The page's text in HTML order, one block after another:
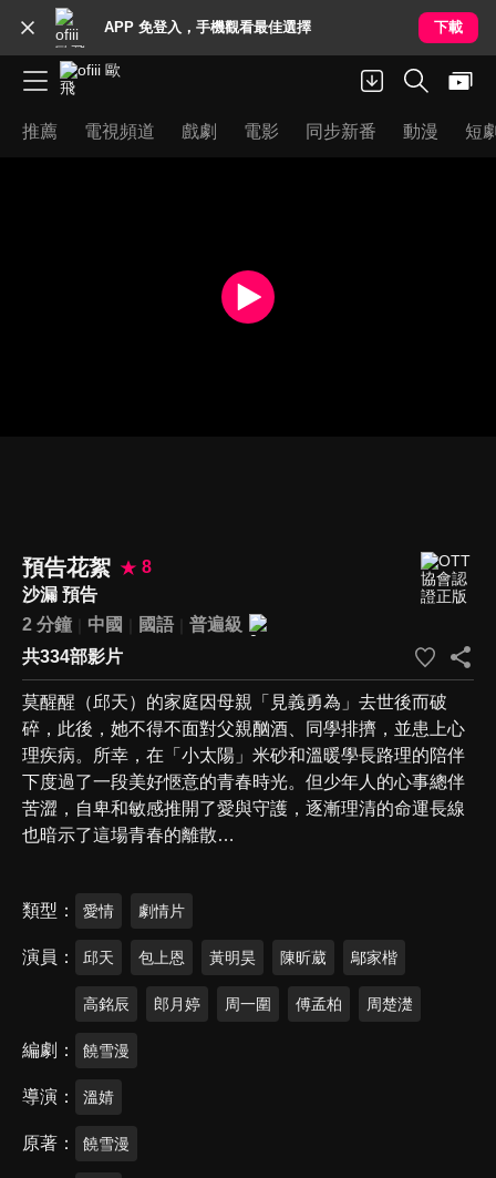
APP 免登入，手機觀看最佳選擇 下載
推薦 電視頻道 戲劇 電影 同步新番 動漫 短
預告花絮
8
沙漏 預告
2 分鐘
中國 國語
普遍級
共334部影片
莫醒醒（邱天）的家庭因母親「見義勇為」去世後而破
碎，此後，她不得不面對父親酗酒、同學排擠，並患上心
理疾病。所幸，在「小太陽」米砂和溫暖學長路理的陪伴
下度過了一段美好愜意的青春時光。但少年人的心事總伴
苦澀，自卑和敏感推開了愛與守護，逐漸理清的命運長線
也暗示了這場青春的離散…
類型 愛情 劇情片
演員 邱天 包上恩 黃明昊 陳昕葳 鄔家楷
高銘辰 郎月婷 周一圍 傅孟柏 周楚濋
編劇 饒雪漫
導演 溫婧
原著 饒雪漫